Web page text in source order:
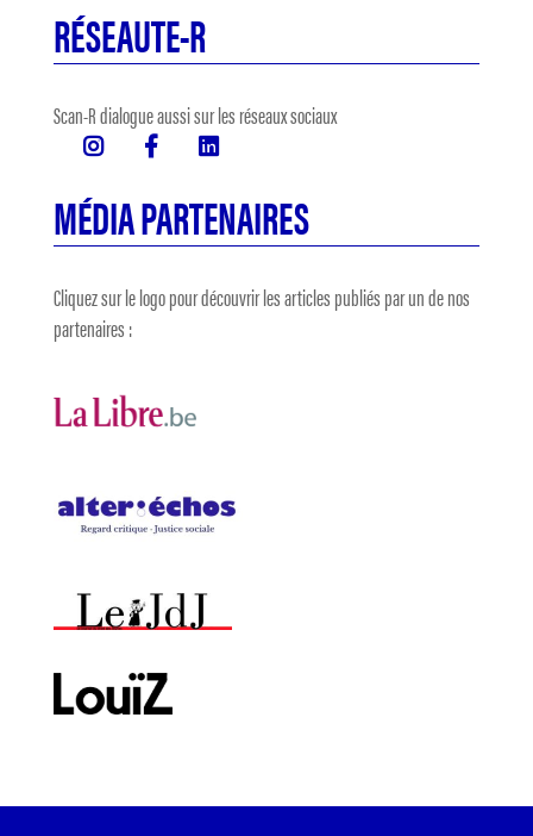
RÉSEAUTE-R
Scan-R dialogue aussi sur les réseaux sociaux
MÉDIA PARTENAIRES
Cliquez sur le logo pour découvrir les articles publiés par un de nos
partenaires :